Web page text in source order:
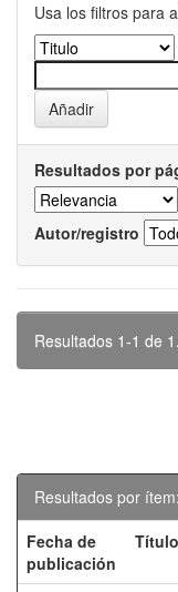
Usa los filtros para
Resultados por
Autor/registro
Resultados 1-1 de 1.
Resultados por ítem:
Fecha de
publicación
Título